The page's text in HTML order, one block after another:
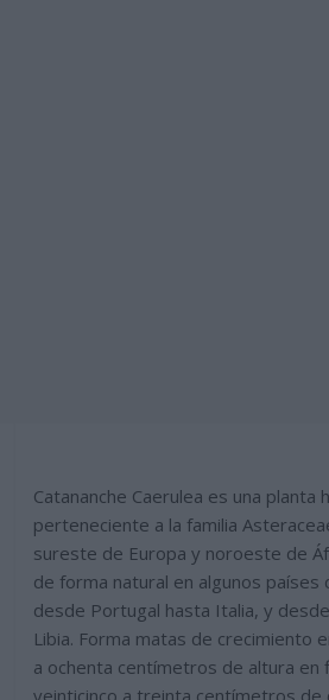
Catananche Caerulea es una planta
perteneciente a la familia
sureste de Europa y noroeste de
de forma natural en algunos
desde Portugal hasta Italia, y
Libia. Forma matas de crecimiento
a ochenta centímetros de altura en